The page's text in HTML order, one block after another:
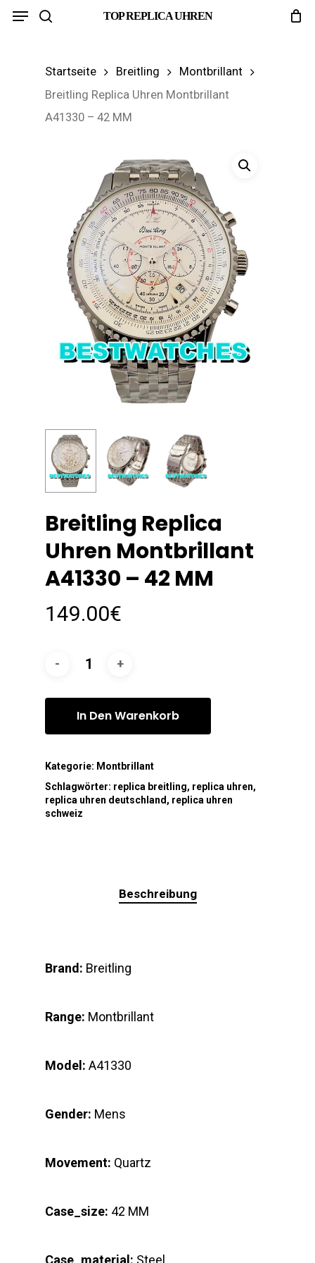
Skip
TOP REPLICA UHREN
Menu
Startseite Breitling
Montbrillant
Breitling Replica Uhren Montbrillant
A41330 – 42 MM
Breitling Replica
Uhren Montbrillant
A41330 – 42 MM
149.00€
In Den Warenkorb
Kategorie: Montbrillant
Schlagwörter: replica breitling, replica uhren,
replica uhren deutschland , replica uhren
schweiz
Beschreibung
Brand: Breitling
Range: Montbrillant
Model: A41330
Gender: Mens
Movement: Quartz
Case_size: 42 MM
Case_material: Steel